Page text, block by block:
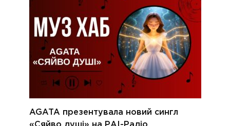
AGATA презентувала новий сингл